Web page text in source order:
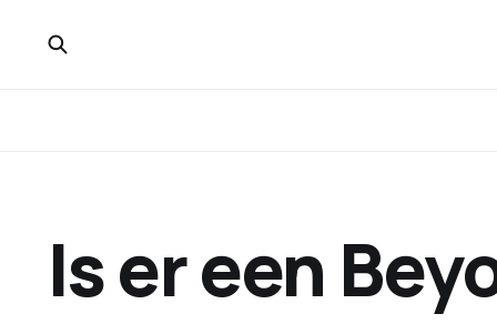
Is er een